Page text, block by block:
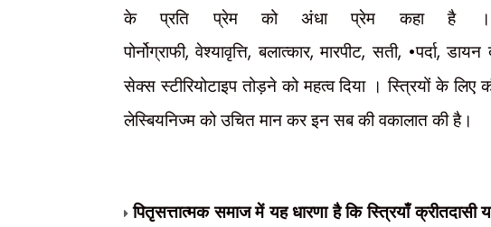
के प्रति प्रेम को अंधा प्रेम कहा है
पोर्नोग्राफी,वेश्यावृत्ति,बलात्कार,मारपीट,सती, •पर्दा,डायन
सेक्स स्टीरियोटाइप तोड़ने को महत्व दिया । स्त्रियों के लिए
लेस्बियनिज्म को उचित मान कर इन सब की वकालात की है।
पितृसत्तात्मक समाज में यह धारणा है कि स्त्रियाँ क्रीतदासी